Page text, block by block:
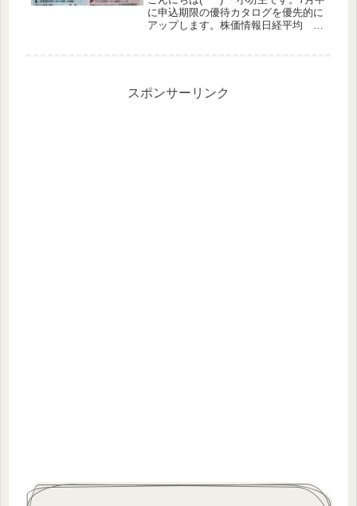
に申込期限の優待カタログを優先的に
アップします。株価情報日経平均
スポンサーリンク